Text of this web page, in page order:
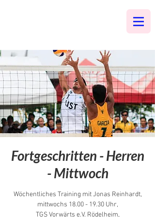
Fortgeschritten - Herren
- Mittwoch
Wöchentliches Training mit Jonas Reinhardt,
mittwochs 18.00 - 19.30 Uhr,
TGS Vorwärts e.V. Rödelheim,